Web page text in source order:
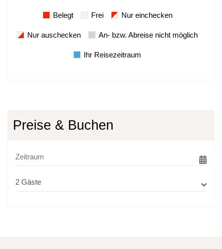
Belegt Frei Nur einchecken
Nur auschecken An- bzw. Abreise nicht möglich
Ihr Reisezeitraum
Preise & Buchen